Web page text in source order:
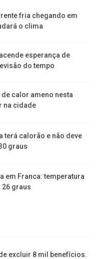
fria chegando em
o clima
esperança de
do tempo
calor ameno nesta
na cidade
terá calorão e não deve
graus
em Franca: temperatura
26 graus
excluir 8 mil benefícios.